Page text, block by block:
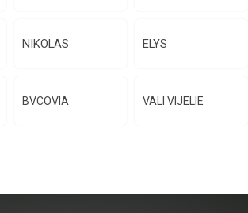
NIKOLAS ELYS
BVCOVIA VALI VIJELIE